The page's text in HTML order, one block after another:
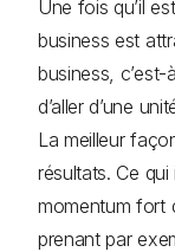
Une fois qu’il
business est
business,
d’aller d’une
La meilleur
résultats. Ce
momentum fort
prenant par